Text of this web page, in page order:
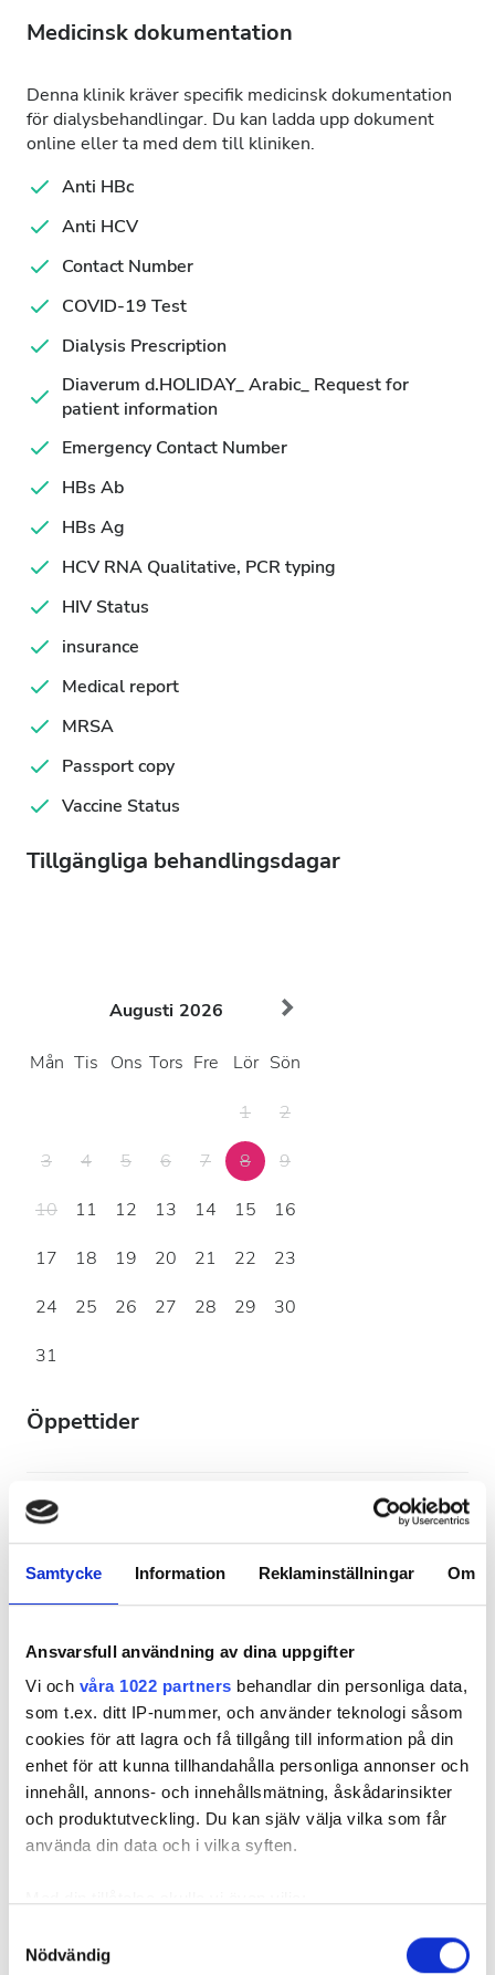
Samtycke Information Reklaminställningar Om
Ansvarsfull användning av dina uppgifter
Vi och våra 1022 partners behandlar din personliga data,
som t.ex. ditt IP-nummer, och använder teknologi såsom
cookies för att lagra och få tillgång till information på din
enhet för att kunna tillhandahålla personliga annonser och
innehåll, annons- och innehållsmätning, åskådarinsikter
och produktutveckling. Du kan själv välja vilka som får
använda din data och i vilka syften.
som kan ha en noggrannhet på upp till flera meter
Nödvändig
Medicinsk dokumentation
Denna klinik kräver specifik medicinsk dokumentation
för dialysbehandlingar. Du kan ladda upp dokument
online eller ta med dem till kliniken.
Anti HBc
Anti HCV
Contact Number
COVID-19 Test
Dialysis Prescription
Diaverum d.HOLIDAY_ Arabic_ Request for
patient information
Emergency Contact Number
HBs Ab
HBs Ag
HCV RNA Qualitative, PCR typing
HIV Status
insurance
Medical report
MRSA
Passport copy
Vaccine Status
Tillgängliga behandlingsdagar
Augusti 2026
Mån Tis Ons Tors Fre Lör Sön
1
2
3
4 5 6 7 8
9
10
11 12 13 14 15
16
17
18 19 20 21 22
23
24
25 26 27 28 29
30
31
Öppettider
måndag 07.00 - 11.00 , 12.00 - 16.00
tisdag 07.00 - 11.00 , 12.00 - 16.00
torsdag 07.00 - 11.00 , 12.00 - 16.00
fredag Stängd
lördag 07.00 - 11.00 , 12.00 - 16.00